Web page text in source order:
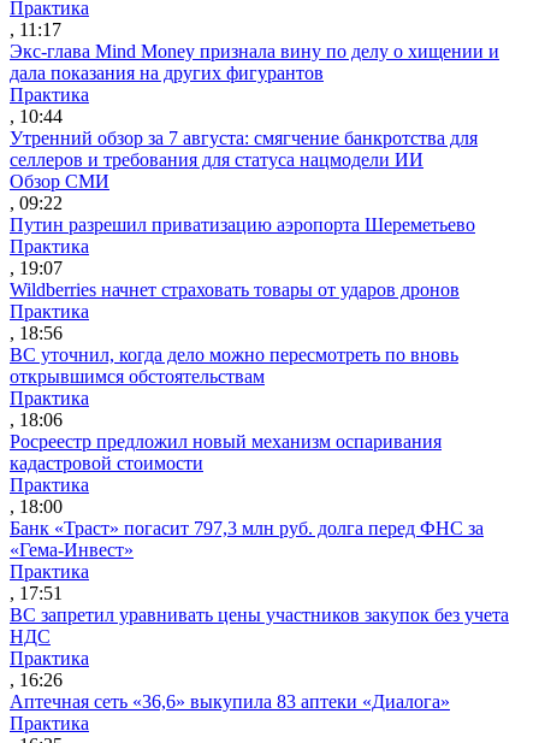
Практика
, 11:17
Экс-глава Mind Money признала вину по делу о хищении и
дала показания на других фигурантов
Практика
, 10:44
Утренний обзор за 7 августа: смягчение банкротства для
селлеров и требования для статуса нацмодели ИИ
Обзор СМИ
, 09:22
Путин разрешил приватизацию аэропорта Шереметьево
Практика
, 19:07
Wildberries начнет страховать товары от ударов дронов
Практика
, 18:56
ВС уточнил, когда дело можно пересмотреть по вновь
открывшимся обстоятельствам
Практика
, 18:06
Росреестр предложил новый механизм оспаривания
кадастровой стоимости
Практика
, 18:00
Банк «Траст» погасит 797,3 млн руб. долга перед ФНС за
«Гема-Инвест»
Практика
, 17:51
ВС запретил уравнивать цены участников закупок без учета
НДС
Практика
, 16:26
Аптечная сеть «36,6» выкупила 83 аптеки «Диалога»
Практика